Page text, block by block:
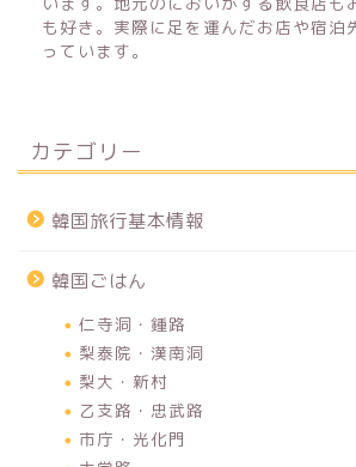
も好き。実際に足を運んだお店や宿泊
っています。
カテゴリー
韓国旅行基本情報
韓国ごはん
仁寺洞・鍾路
梨泰院・漢南洞
梨大・新村
乙支路・忠武路
市庁・光化門